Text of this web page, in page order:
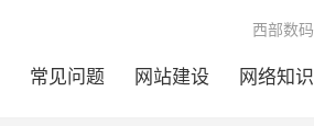
常见问题 网站建设 网络知识
西部数码